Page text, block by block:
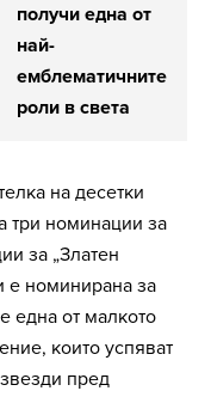
получи една от
най-
емблематичните
роли в света
на десетки
три номинации за
за „Златен
е номинирана за
една от малкото
които успяват
пред